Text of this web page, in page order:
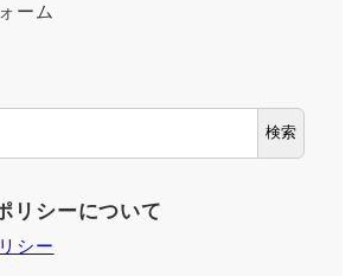
ーム
検索
リシーについて
シー